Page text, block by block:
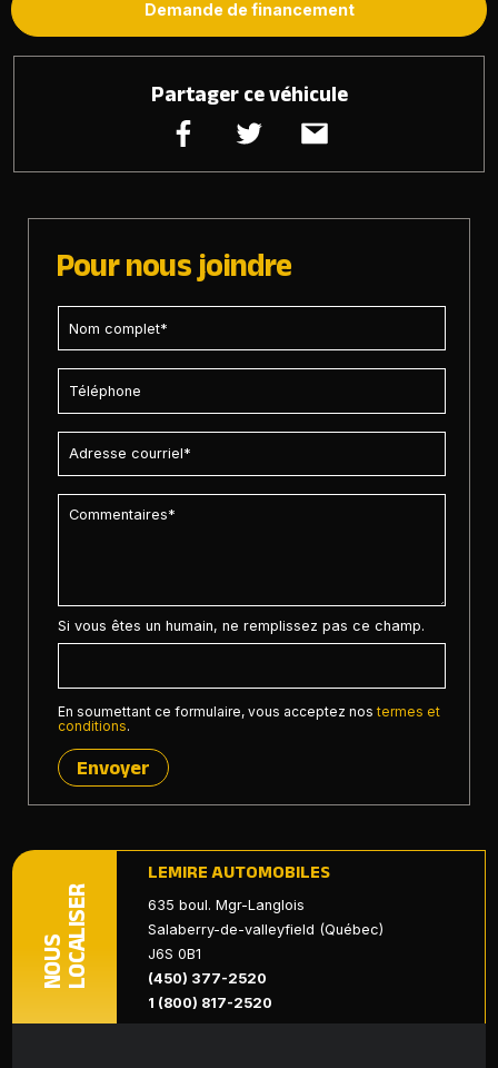
Demande de financement
Partager ce véhicule
Pour nous joindre
Si vous êtes un humain, ne remplissez pas ce champ.
En soumettant ce formulaire, vous acceptez nostermes et
conditions.
Envoyer
NOUSLOCALISER
LEMIRE AUTOMOBILES
635 boul. Mgr-Langlois
Salaberry-de-valleyfield (Québec)
J6S 0B1
(450) 377-2520
1 (800) 817-2520